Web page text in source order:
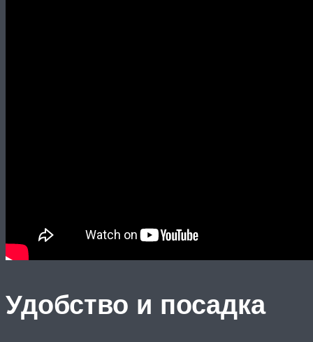
Удобство и посадка